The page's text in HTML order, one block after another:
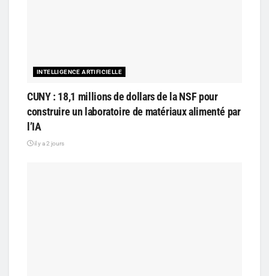
INTELLIGENCE ARTIFICIELLE
CUNY : 18,1 millions de dollars de la NSF pour
construire un laboratoire de matériaux alimenté par
l’IA
il y a 2 jours